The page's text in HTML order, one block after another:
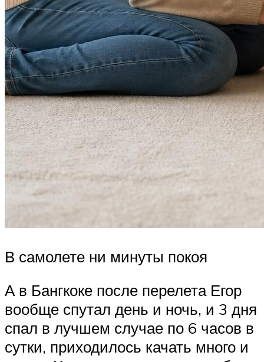
В самолете ни минуты покоя
А в Бангкоке после перелета Егор
вообще спутал день и ночь, и 3 дня
спал в лучшем случае по 6 часов в
сутки, приходилось качать много и